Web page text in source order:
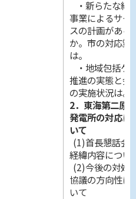
・新らたな総
事業によるサー
スの計画がある
か。市の対応策
は。
・地域包括ケ
推進の実態と会
の実施状況は。
2．東海第二原
発電所の対応に
いて
(1)首長懇話会
経緯内容につい
(2)今後の対処
協議の方向性に
いて